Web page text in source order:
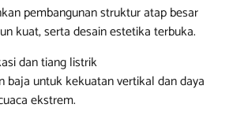
pembangunan struktur atap besar
kuat, serta desain estetika terbuka.
dan tiang listrik
baja untuk kekuatan vertikal dan daya
ekstrem.